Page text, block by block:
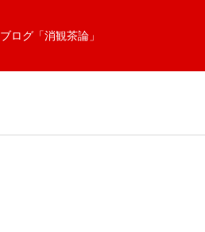
ブログ「消観茶論」